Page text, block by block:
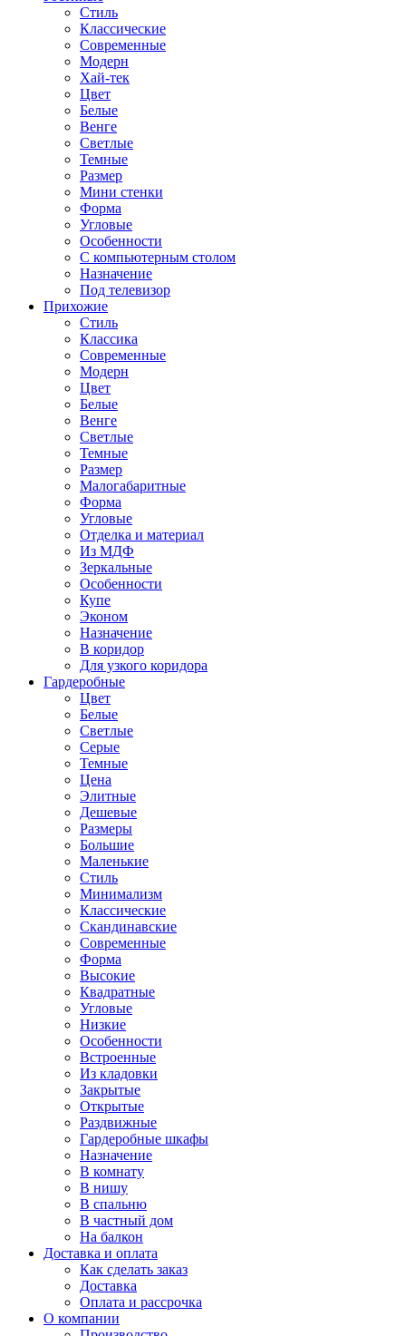
Стиль
Классические
Современные
Модерн
Хай-тек
Цвет
Белые
Венге
Светлые
Темные
Размер
Мини стенки
Форма
Угловые
Особенности
С компьютерным столом
Назначение
Под телевизор
Прихожие
Стиль
Классика
Современные
Модерн
Цвет
Белые
Венге
Светлые
Темные
Размер
Малогабаритные
Форма
Угловые
Отделка и материал
Из МДФ
Зеркальные
Особенности
Купе
Эконом
Назначение
В коридор
Для узкого коридора
Гардеробные
Цвет
Белые
Светлые
Серые
Темные
Цена
Элитные
Дешевые
Размеры
Большие
Маленькие
Стиль
Минимализм
Классические
Скандинавские
Современные
Форма
Высокие
Квадратные
Угловые
Низкие
Особенности
Встроенные
Из кладовки
Закрытые
Открытые
Раздвижные
Гардеробные шкафы
Назначение
В комнату
В нишу
В спальню
В частный дом
На балкон
Доставка и оплата
Как сделать заказ
Доставка
Оплата и рассрочка
О компании